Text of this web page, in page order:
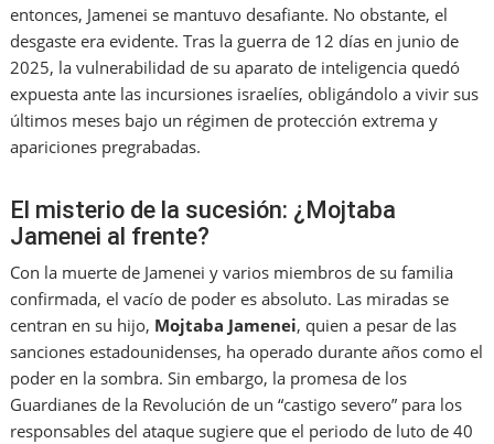
entonces, Jamenei se mantuvo desafiante. No obstante, el
desgaste era evidente. Tras la guerra de 12 días en junio de
2025, la vulnerabilidad de su aparato de inteligencia quedó
expuesta ante las incursiones israelíes, obligándolo a vivir sus
últimos meses bajo un régimen de protección extrema y
apariciones pregrabadas.
El misterio de la sucesión: ¿Mojtaba
Jamenei al frente?
Con la muerte de Jamenei y varios miembros de su familia
confirmada, el vacío de poder es absoluto. Las miradas se
centran en su hijo, Mojtaba Jamenei, quien a pesar de las
sanciones estadounidenses, ha operado durante años como el
poder en la sombra. Sin embargo, la promesa de los
Guardianes de la Revolución de un “castigo severo” para los
responsables del ataque sugiere que el periodo de luto de 40